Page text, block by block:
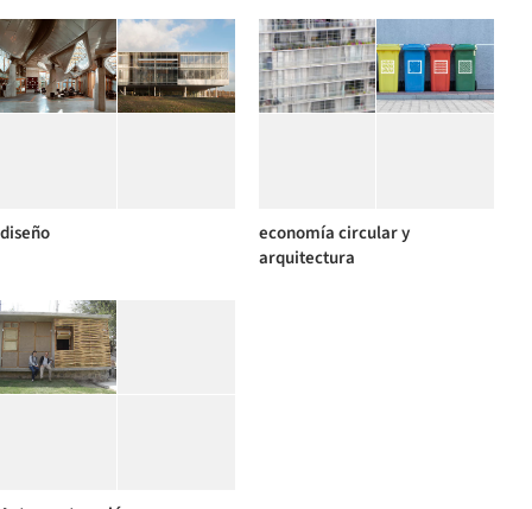
diseño
economía circular y
arquitectura